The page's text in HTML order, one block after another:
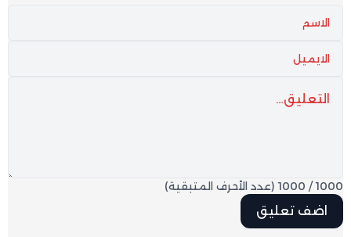
1000
/
1000 (عدد الأحرف المتبقية)